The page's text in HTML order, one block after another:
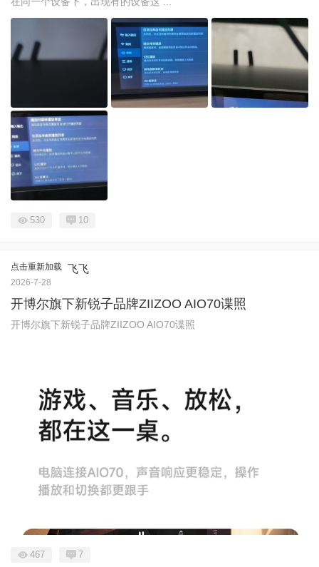
530 10
点击重新加载 飞飞
2026-7-28
开博尔旗下新锐子品牌ZIIZOO AIO70谍照
开博尔旗下新锐子品牌ZIIZOO AIO70谍照
467 7